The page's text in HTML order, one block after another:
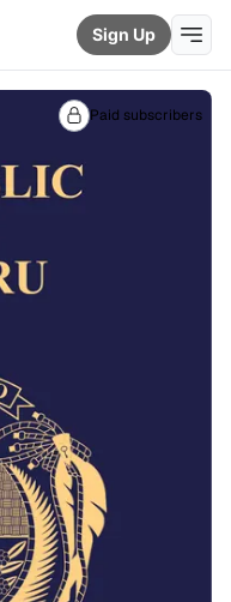
Sign Up
Paid subscribers